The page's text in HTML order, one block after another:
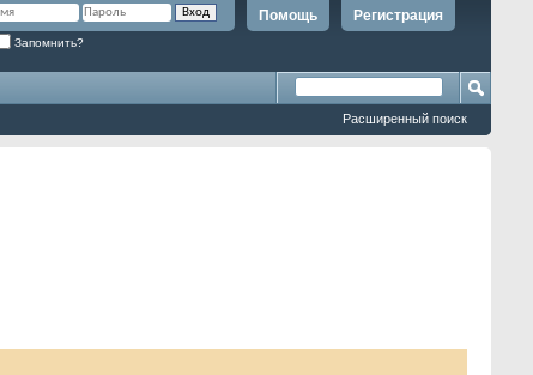
Регистрация
Помощь
Запомнить?
Расширенный поиск